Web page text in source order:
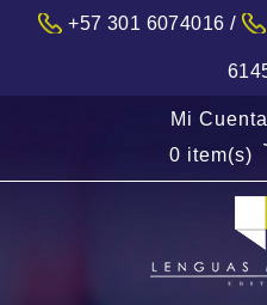
+57 301 6074016 /
Mi Cuenta
0 item(s)